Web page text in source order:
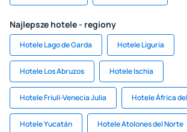
Najlepsze hotele - regiony
Hotele Lago de Garda Hotele Liguria
Hotele Los Abruzos Hotele Ischia
Hotele Friuli-Venecia Julia Hotele África
Hotele Yucatán Hotele Atolones del Norte